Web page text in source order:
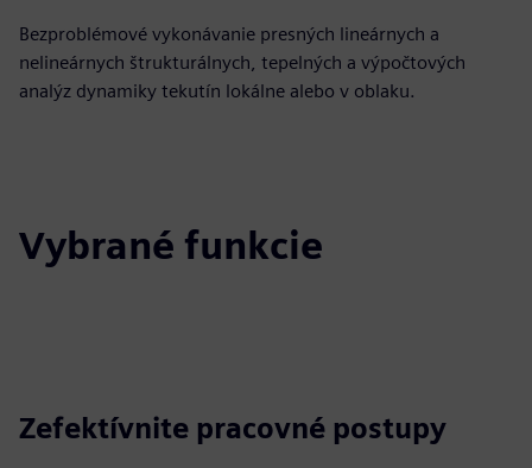
Bezproblémové vykonávanie presných lineárnych a
nelineárnych štrukturálnych, tepelných a výpočtových
analýz dynamiky tekutín lokálne alebo v oblaku.
Vybrané funkcie
Zefektívnite pracovné postupy